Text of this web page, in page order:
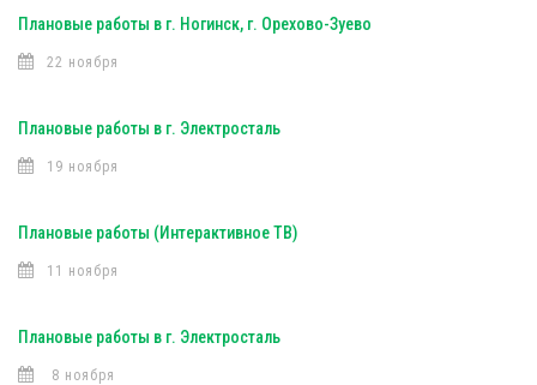
Плановые работы в г. Ногинск, г. Орехово-Зуево
22 ноября
Плановые работы в г. Электросталь
19 ноября
Плановые работы (Интерактивное ТВ)
11 ноября
Плановые работы в г. Электросталь
8 ноября